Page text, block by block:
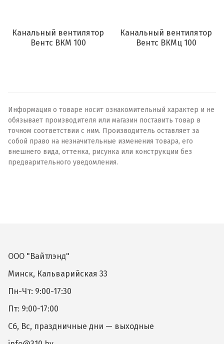
Канальный вентилятор
Вентс ВКМ 100
Канальный вентилятор
Вентс ВКМц 100
Информация о товаре носит ознакомительный характер и не
обязывает производителя или магазин поставить товар в
точном соответствии с ним. Производитель оставляет за
собой право на незначительные изменения товара, его
внешнего вида, оттенка, рисунка или конструкции без
предварительного уведомления.
ООО "Вайтлэнд"
Минск, Кальварийская 33
Пн-Чт: 9:00-17:30
Пт: 9:00-17:00
Сб, Вс, праздничные дни — выходные